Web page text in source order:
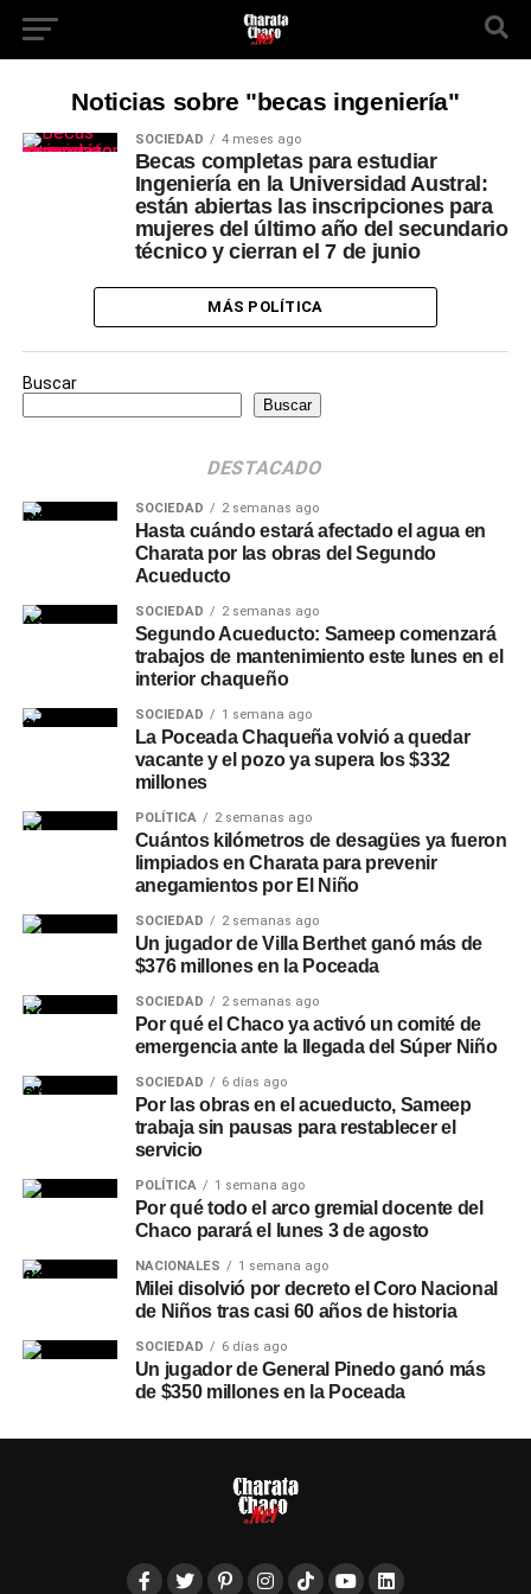
Noticias sobre "becas ingeniería"
SOCIEDAD 4 meses ago
Becas completas para estudiar
Ingeniería en la Universidad Austral:
están abiertas las inscripciones para
mujeres del último año del secundario
técnico y cierran el 7 de junio
MÁS POLÍTICA
Buscar
Buscar
DESTACADO
SOCIEDAD 2 semanas ago
Hasta cuándo estará afectado el agua en
Charata por las obras del Segundo
Acueducto
SOCIEDAD 2 semanas ago
Segundo Acueducto: Sameep comenzará
trabajos de mantenimiento este lunes en el
interior chaqueño
SOCIEDAD 1 semana ago
La Poceada Chaqueña volvió a quedar
vacante y el pozo ya supera los $332
millones
POLÍTICA 2 semanas ago
Cuántos kilómetros de desagües ya fueron
limpiados en Charata para prevenir
anegamientos por El Niño
SOCIEDAD 2 semanas ago
Un jugador de Villa Berthet ganó más de
$376 millones en la Poceada
SOCIEDAD 2 semanas ago
Por qué el Chaco ya activó un comité de
emergencia ante la llegada del Súper Niño
SOCIEDAD 6 días ago
Por las obras en el acueducto, Sameep
trabaja sin pausas para restablecer el
servicio
POLÍTICA 1 semana ago
Por qué todo el arco gremial docente del
Chaco parará el lunes 3 de agosto
NACIONALES 1 semana ago
Milei disolvió por decreto el Coro Nacional
de Niños tras casi 60 años de historia
SOCIEDAD 6 días ago
Un jugador de General Pinedo ganó más
de $350 millones en la Poceada